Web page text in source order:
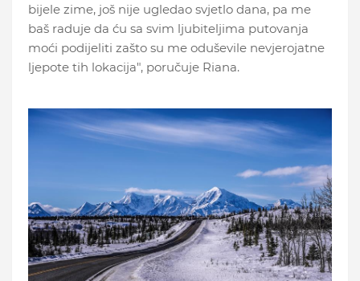
bijele zime, još nije ugledao svjetlo dana, pa me
baš raduje da ću sa svim ljubiteljima putovanja
moći podijeliti zašto su me oduševile nevjerojatne
ljepote tih lokacija", poručuje Riana.